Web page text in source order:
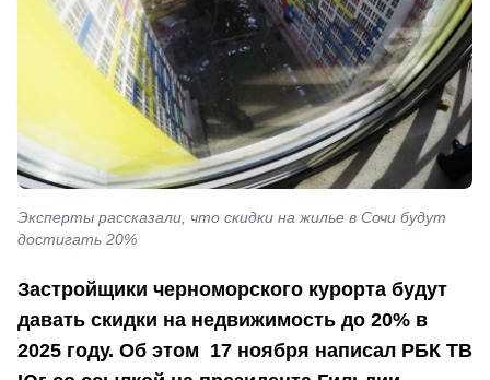
Эксперты рассказали, что скидки на жилье в Сочи будут
достигать 20%
Застройщики черноморского курорта будут
давать скидки на недвижимость до 20% в
2025 году. Об этом 17 ноября написал РБК ТВ